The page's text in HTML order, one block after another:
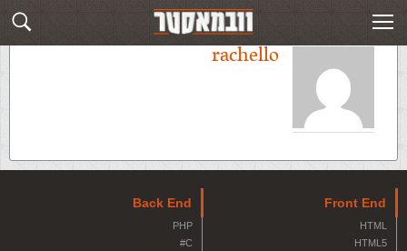
rachello
Front End
HTML
HTML5
Back End
PHP
C#